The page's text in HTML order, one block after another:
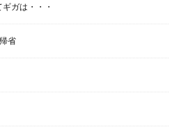
ガは・・・
省